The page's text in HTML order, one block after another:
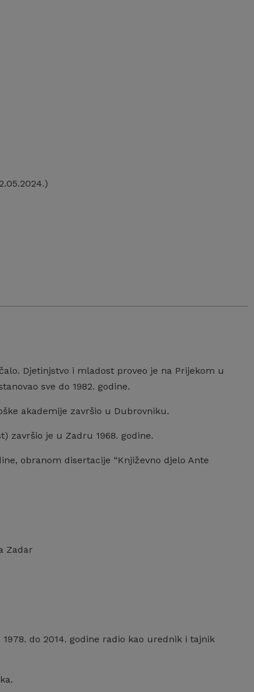
Djetinjstvo i mladost proveo je na Prijekom u
sve do 1982. godine.
akademije završio u Dubrovniku.
završio je u Zadru 1968. godine.
obranom disertacije “Književno djelo Ante
Zadar
do 2014. godine radio kao urednik i tajnik